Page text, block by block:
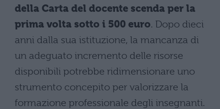
della Carta del docente scenda per la
prima volta sotto i 500 euro. Dopo dieci
anni dalla sua istituzione, la mancanza di
un adeguato incremento delle risorse
disponibili potrebbe ridimensionare uno
strumento concepito per valorizzare la
formazione professionale degli insegnanti.